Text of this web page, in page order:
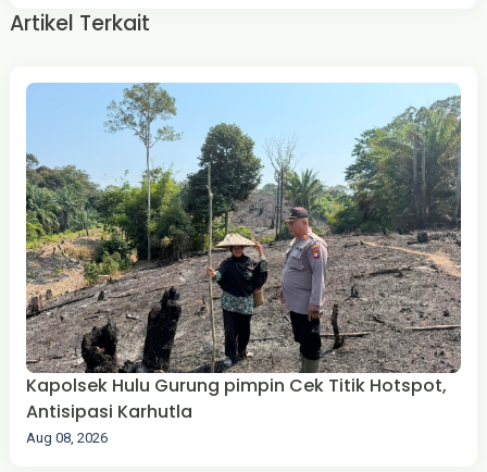
Artikel Terkait
Kapolsek Hulu Gurung pimpin Cek Titik Hotspot,
Antisipasi Karhutla
Aug 08, 2026